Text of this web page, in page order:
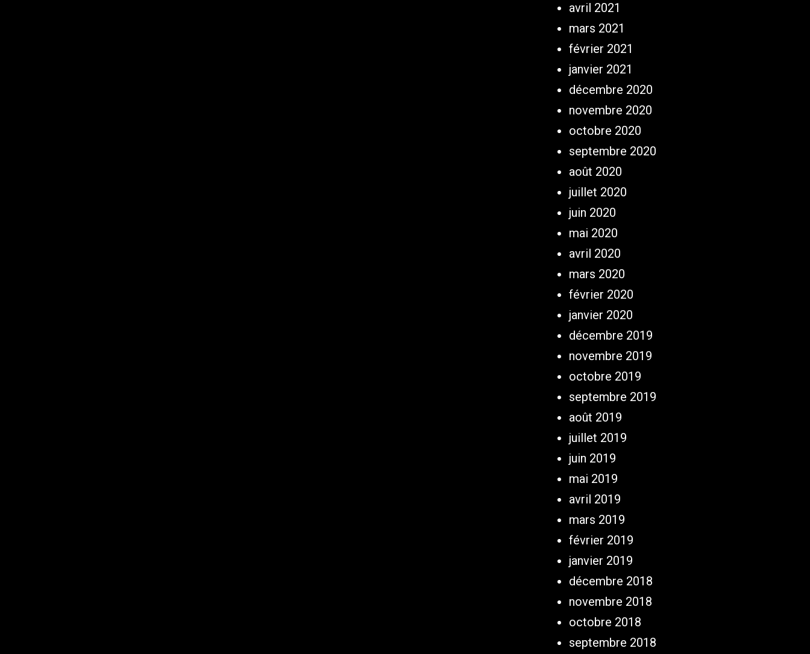
avril 2021
mars 2021
février 2021
janvier 2021
décembre 2020
novembre 2020
octobre 2020
septembre 2020
août 2020
juillet 2020
juin 2020
mai 2020
avril 2020
mars 2020
février 2020
janvier 2020
décembre 2019
novembre 2019
octobre 2019
septembre 2019
août 2019
juillet 2019
juin 2019
mai 2019
avril 2019
mars 2019
février 2019
janvier 2019
décembre 2018
novembre 2018
octobre 2018
septembre 2018